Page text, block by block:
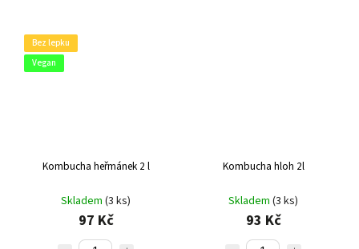
Bez lepku
Vegan
Kombucha heřmánek 2 l
Skladem (3 ks)
97 Kč
Kombucha hloh 2l
Skladem (3 ks)
93 Kč